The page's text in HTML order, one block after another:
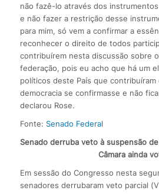
não fazê-lo através dos
e não fazer a restrição desse
para mim, só vem a confirmar a
reconhecer o direito de todos
contribuírem nesta discussão sobre
federação, pois eu acho que há um
políticos deste País que contribuíram
democracia se confirmasse e não
declarou Rose.
Fonte: Senado Federal
Senado derruba veto à suspensão
Câmara ainda
Em sessão do Congresso nesta
senadores derrubaram veto parcial